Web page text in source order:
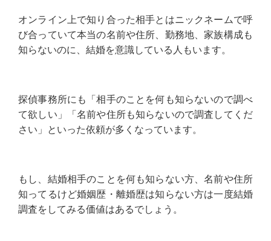
オンライン上で知り合った相手とはニックネームで呼
び合っていて本当の名前や住所、勤務地、家族構成も
知らないのに、結婚を意識している人もいます。
探偵事務所にも「相手のことを何も知らないので調べ
て欲しい」「名前や住所も知らないので調査してくだ
さい」といった依頼が多くなっています。
もし、結婚相手のことを何も知らない方、名前や住所
知ってるけど婚姻歴・離婚歴は知らない方は一度結婚
調査をしてみる価値はあるでしょう。